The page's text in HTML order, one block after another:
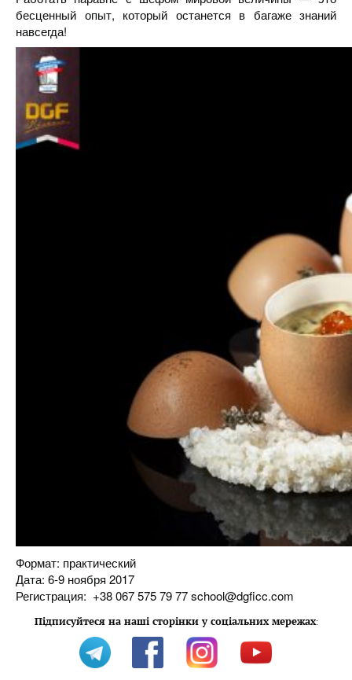
бесценный опыт, который останется в багаже знаний
навсегда!
Формат: практический
Дата: 6-9 ноября 2017
Регистрация: +38 067 575 79 77 school@dgficc.com
Підписуйтеся на наші сторінки у соціальних мережах: